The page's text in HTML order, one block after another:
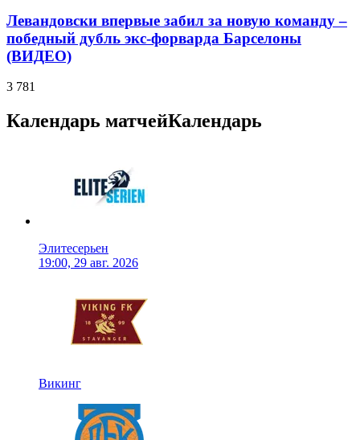
Левандовски впервые забил за новую команду –
победный дубль экс-форварда Барселоны
(ВИДЕО)
3 781
Календарь матчейКалендарь
Элитесерьен
19:00, 29 авг. 2026
Викинг